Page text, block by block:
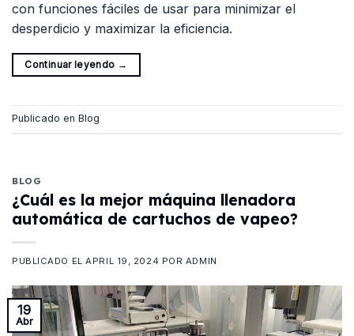
con funciones fáciles de usar para minimizar el
desperdicio y maximizar la eficiencia.
Continuar leyendo →
Publicado en Blog
BLOG
¿Cuál es la mejor máquina llenadora
automática de cartuchos de vapeo?
PUBLICADO ELAPRIL 19, 2024 POR ADMIN
19
Abr